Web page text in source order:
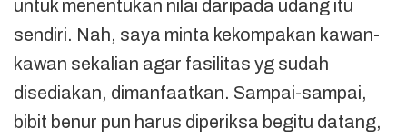
untuk menentukan nilai daripada udang itu
sendiri. Nah, saya minta kekompakan kawan-
kawan sekalian agar fasilitas yg sudah
disediakan, dimanfaatkan. Sampai-sampai,
bibit benur pun harus diperiksa begitu datang,